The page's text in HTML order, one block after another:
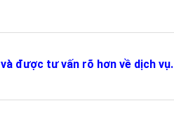
được tư vấn rõ hơn về dịch vụ.